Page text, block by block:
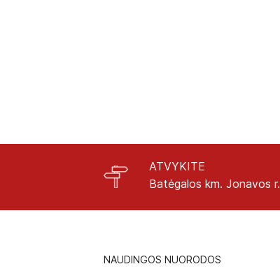
ATVYKITE
Batėgalos km. Jonavos r.
NAUDINGOS NUORODOS